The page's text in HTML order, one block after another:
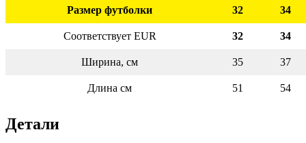
Размер футболки 32 34
Соответствует EUR 32 34
Ширина, см 35 37
Длина см 51 54
Детали